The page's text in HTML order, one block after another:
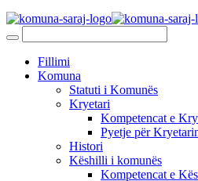
Fillimi
Komuna
Statuti i Komunës
Kryetari
Kompetencat e
Pyetje për
Histori
Këshilli i komunës
Kompetencat e